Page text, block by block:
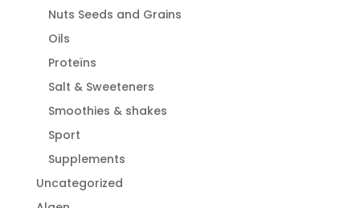
Nuts Seeds and Grains
Oils
Proteïns
Salt & Sweeteners
Smoothies & shakes
Sport
Supplements
Uncategorized